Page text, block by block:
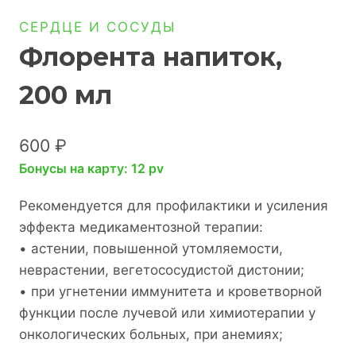
СЕРДЦЕ И СОСУДЫ
Флорента напиток,
200 мл
600 ₽
Бонусы на карту: 12 pv
Рекомендуется для профилактики и усиления
эффекта медикаментозной терапии:
• астении, повышенной утомляемости,
неврастении, вегетососудистой дистонии;
• при угнетении иммунитета и кроветворной
функции после лучевой или химиотерапии у
онкологических больных, при анемиях;